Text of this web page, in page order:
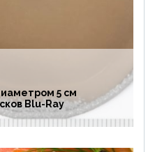
5 см
Blu-Ray